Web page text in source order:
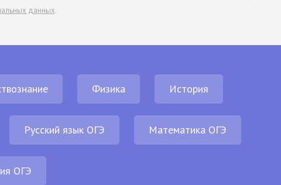
данных.
Физика История
Русский язык ОГЭ Математика ОГЭ
ОГЭ